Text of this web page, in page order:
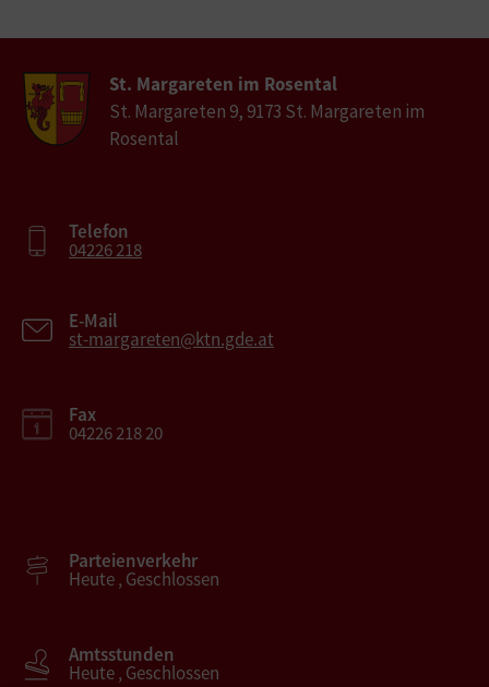
St. Margareten im Rosental
St. Margareten 9, 9173 St. Margareten im
Rosental
Telefon
04226 218
E-Mail
st-margareten@ktn.gde.at
Fax
04226 218 20
Parteienverkehr
Heute , Geschlossen
Amtsstunden
Heute , Geschlossen